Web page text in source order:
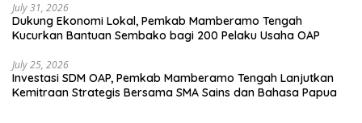
July 31, 2026
Dukung Ekonomi Lokal, Pemkab Mamberamo Tengah
Kucurkan Bantuan Sembako bagi 200 Pelaku Usaha OAP
July 25, 2026
Investasi SDM OAP, Pemkab Mamberamo Tengah Lanjutkan
Kemitraan Strategis Bersama SMA Sains dan Bahasa Papua